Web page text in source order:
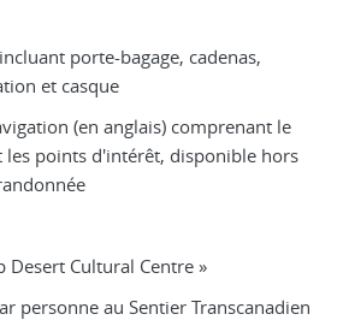
porte-bagage, cadenas,
et casque
(en anglais) comprenant le
les points d'intérêt, disponible hors
Desert Cultural Centre »
personne au Sentier Transcanadien